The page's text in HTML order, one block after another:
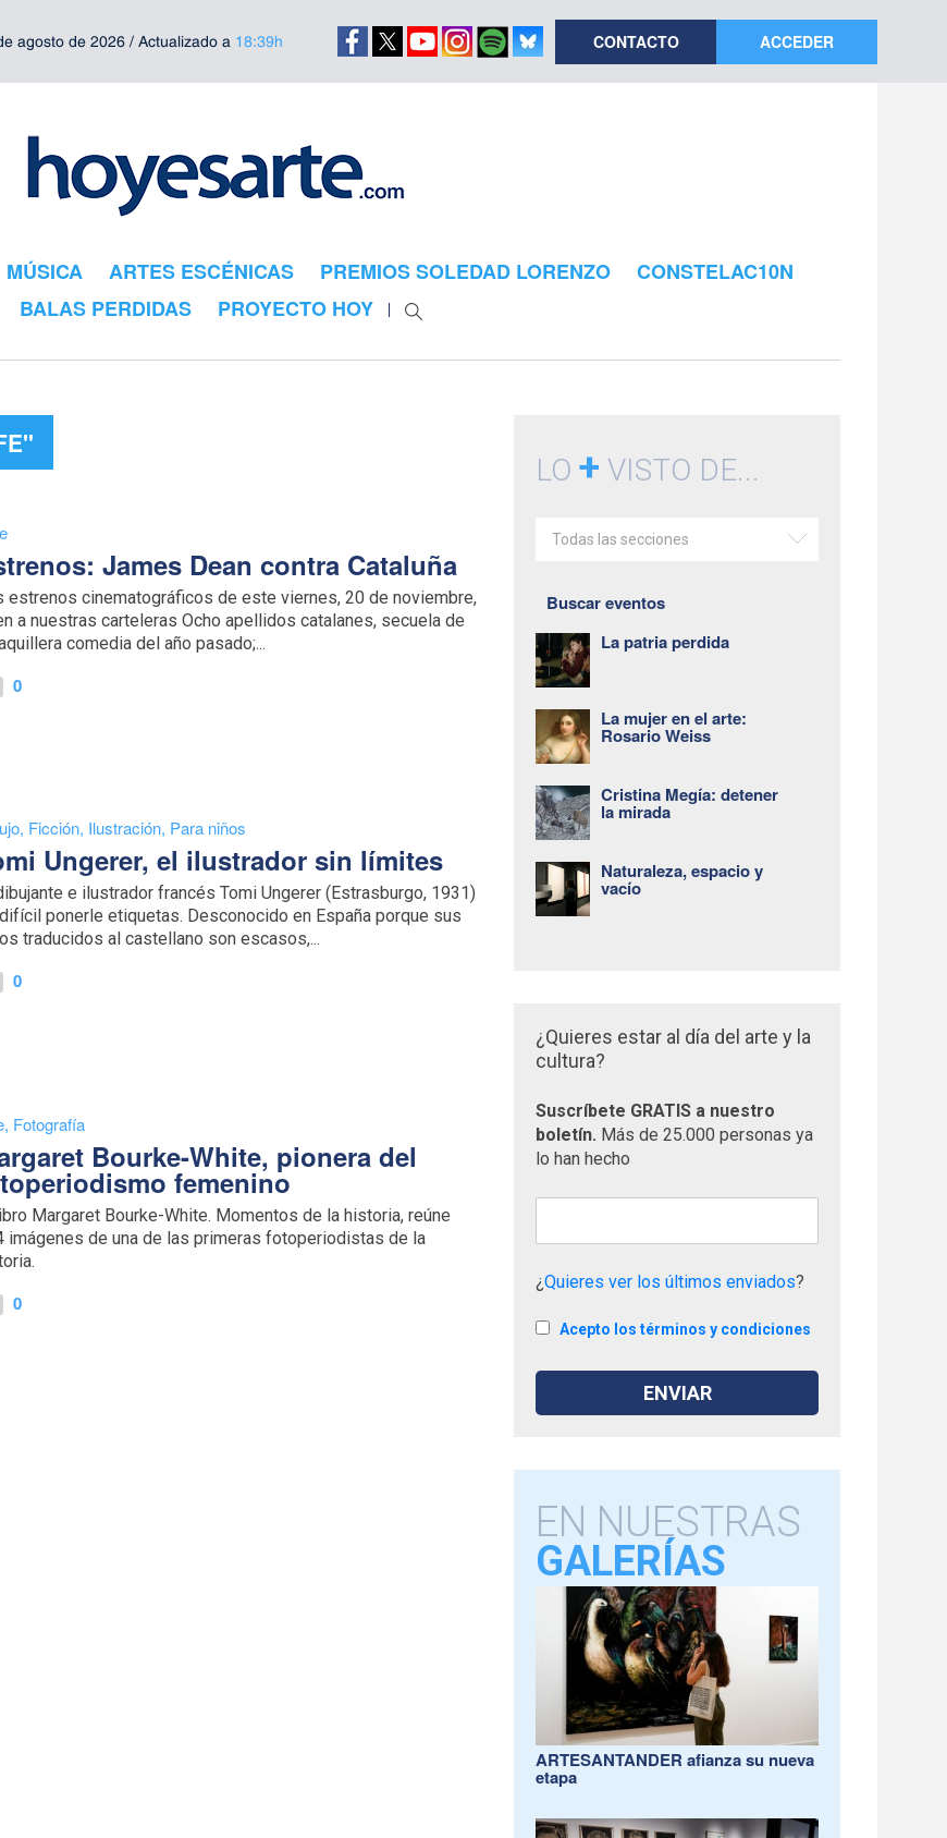
agosto de 2026 / Actualizado a 18:39h CONTACTO ACCEDER
MÚSICA ARTES ESCÉNICAS PREMIOS SOLEDAD LORENZO
CONSTELAC10N
BALAS PERDIDAS
PROYECTO HOY
James Dean contra Cataluña
estrenos cinematográficos de este viernes, 20 de noviembre,
a nuestras carteleras Ocho apellidos catalanes, secuela de
comedia del año pasado;...
0
, Ficción, Ilustración, Para niños
Ungerer, el ilustrador sin límites
e ilustrador francés Tomi Ungerer (Estrasburgo, 1931)
ponerle etiquetas. Desconocido en España porque sus
traducidos al castellano son escasos,...
0
, Fotografía
Bourke-White, pionera del
femenino
Margaret Bourke-White. Momentos de la historia, reúne
imágenes de una de las primeras fotoperiodistas de la
0
LO+ VISTO DE...
Todas las secciones
Buscar eventos
La patria perdida
La mujer en el arte:
Rosario Weiss
Cristina Megía: detener
la mirada
Naturaleza, espacio y
vacío
¿Quieres estar al día del arte y la
cultura?
Suscríbete GRATIS a nuestro
boletín. Más de 25.000 personas ya
lo han hecho
¿Quieres ver los últimos enviados?
Acepto los términos y condiciones
EN NUESTRAS
GALERÍAS
ARTESANTANDER afianza su nueva
etapa